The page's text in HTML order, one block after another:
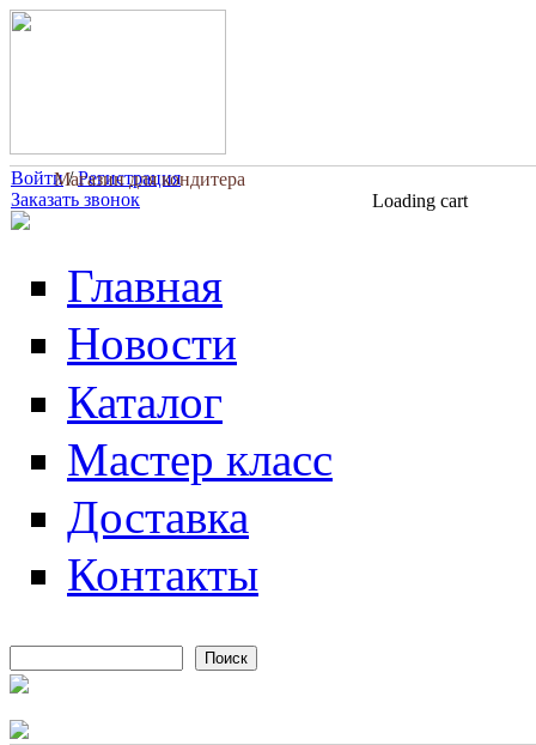
Перейти к основному содержанию
Магазин для кондитера
Войти/Регистрация
Заказать звонок
Loading cart
Главная
Новости
Каталог
Мастер класс
Доставка
Контакты
Форма поиска